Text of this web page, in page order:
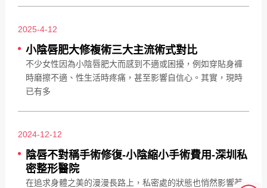
2025-4-12
小陰唇肥大修複術三大主流術式對比
不少女性因為小陰唇肥大而感到不適或困擾，例如穿貼身褲
時磨擦不適、性生活時疼痛，甚至影響自信心。其實，現時
已有多
2024-12-12
陰唇不對稱手術修復-小陰縮小手術費用-深圳私
密整形醫院
在追求身體之美的漫漫長路上，私密處的狀態也悄然影響著